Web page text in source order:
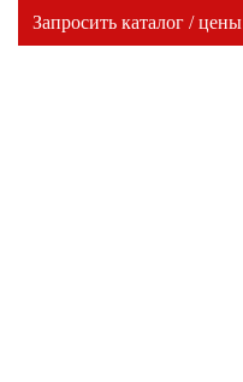
Запросить каталог / цены